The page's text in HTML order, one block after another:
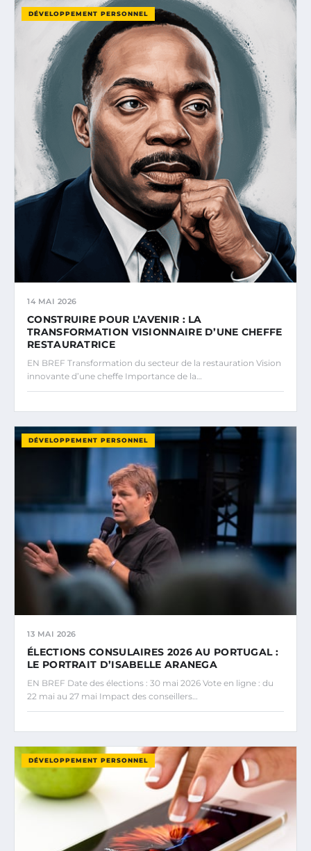
DÉVELOPPEMENT PERSONNEL
14 MAI 2026
CONSTRUIRE POUR L’AVENIR : LA
TRANSFORMATION VISIONNAIRE D’UNE CHEFFE
RESTAURATRICE
EN BREF Transformation du secteur de la restauration Vision
innovante d’une cheffe Importance de la…
DÉVELOPPEMENT PERSONNEL
13 MAI 2026
ÉLECTIONS CONSULAIRES 2026 AU PORTUGAL :
LE PORTRAIT D’ISABELLE ARANEGA
EN BREF Date des élections : 30 mai 2026 Vote en ligne : du
22 mai au 27 mai Impact des conseillers…
DÉVELOPPEMENT PERSONNEL